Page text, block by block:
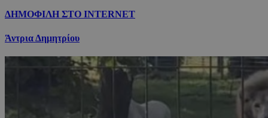
ΔΗΜΟΦΙΛΗ ΣΤΟ INTERNET
Άντρια Δημητρίου